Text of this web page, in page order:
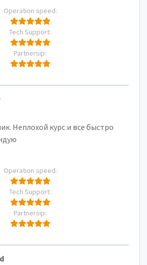
Operation speed:
Tech Support:
Partnersip:
Неплохой курс и все быстро
Operation speed:
Tech Support:
Partnersip: